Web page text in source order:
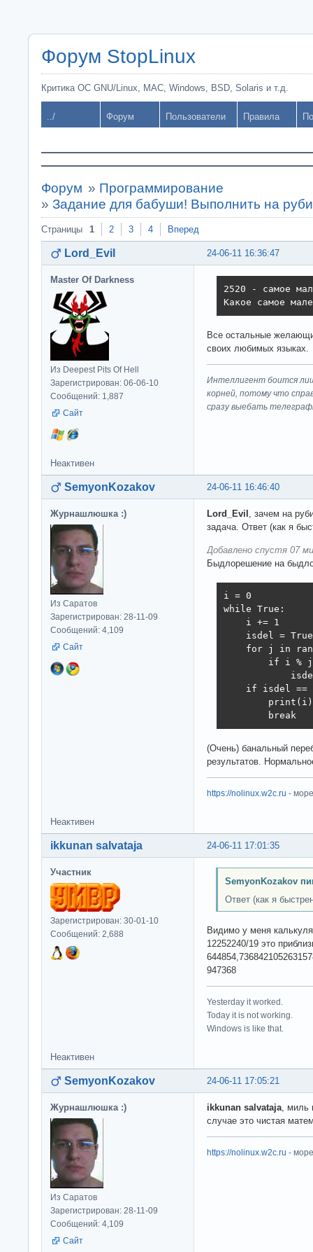
Форум StopLinux
Критика ОС GNU/Linux, MAC, Windows, BSD, Solaris и т.д.
../ Форум Пользователи Правила
Форум » Программирование
» Задание для бабуши! Выполнить на
Страницы 1 2 3 4 Вперед
24-06-11 16:36:47
Lord_Evil
Master Of Darkness
Из Deepest Pits Of Hell
Зарегистрирован: 06-06-10
Сообщений: 1,887
Сайт
2520 - самое
Какое самое
Все остальные
своих любимых языках.
Интеллигент боится
корней, потому что
сразу выeбaть
Неактивен
24-06-11 16:46:40
SemyonKozakov
Журнашлюшка :)
Из Саратов
Зарегистрирован: 28-11-09
Сообщений: 4,109
Сайт
Lord_Evil
, зачем на
задача. Ответ (как я
Добавлено спустя 07
Быдлорешение на
i = 0
while True:
    i += 1
    isdel = True
for j in
if i %
if isdel ==
        print(i)
        break
(Очень) банальный
результатов.
https://nolinux.w2c.ru -
Неактивен
24-06-11 17:01:35
ikkunan salvataja
Участник
Зарегистрирован: 30-01-10
Сообщений: 2,688
SemyonKozakov
Ответ (как я
Видимо у меня
12252240/19 это
947368
Yesterday it worked.
Today it is not working.
Windows is like that.
Неактивен
24-06-11 17:05:21
SemyonKozakov
Журнашлюшка :)
Из Саратов
Зарегистрирован: 28-11-09
Сообщений: 4,109
Сайт
ikkunan salvataja, миль
случае это чистая
https://nolinux.w2c.ru -